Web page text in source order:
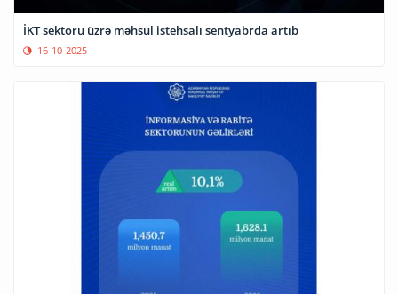
İKT sektoru üzrə məhsul istehsalı sentyabrda artıb
16-10-2025